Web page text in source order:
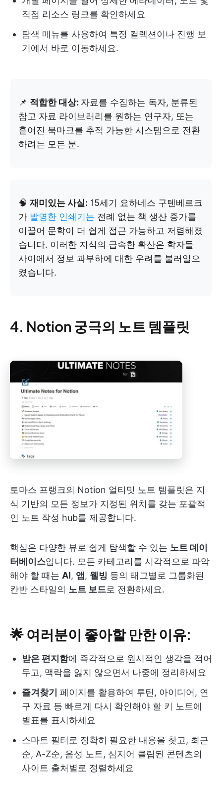
직접 리소스 링크를 확인하세요
탐색 메뉴를 사용하여 특정 컬렉션이나 진행 보
기에서 바로 이동하세요.
📌 적합한 대상: 자료를 수집하는 독자, 분류된
참고 자료 라이브러리를 원하는 연구자, 또는
흩어진 북마크를 추적 가능한 시스템으로 전환
하려는 모든 분.
🧠 재미있는 사실: 15세기 요하네스 구텐베르크
가 발명한 인쇄기는 전례 없는 책 생산 증가를
이끌어 문학이 더 쉽게 접근 가능하고 저렴해졌
습니다. 이러한 지식의 급속한 확산은 학자들
사이에서 정보 과부하에 대한 우려를 불러일으
켰습니다.
4. Notion 궁극의 노트 템플릿
토마스 프랭크의 Notion 얼티밋 노트 템플릿은 지
식 기반의 모든 정보가 지정된 위치를 갖는 포괄적
인 노트 작성 hub를 제공합니다.
핵심은 다양한 뷰로 쉽게 탐색할 수 있는 노트 데이
터베이스입니다. 모든 카테고리를 시각적으로 파악
해야 할 때는 AI, 앱 , 웰빙 등의 태그별로 그룹화된
칸반 스타일의 노트 보드로 전환하세요.
🌟 여러분이 좋아할 만한 이유:
받은 편지함에 즉각적으로 원시적인 생각을 적어
두고, 맥락을 잃지 않으면서 나중에 정리하세요
즐겨찾기 페이지를 활용하여 루틴, 아이디어, 연
구 자료 등 빠르게 다시 확인해야 할 키 노트에
별표를 표시하세요
스마트 필터로 정확히 필요한 내용을 찾고, 최근
순, A-Z순, 음성 노트, 심지어 클립된 콘텐츠의
사이트 출처별로 정렬하세요